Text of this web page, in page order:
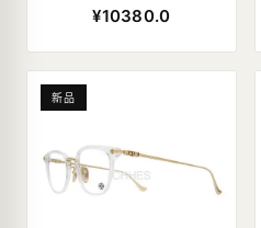
¥10380.0
新品